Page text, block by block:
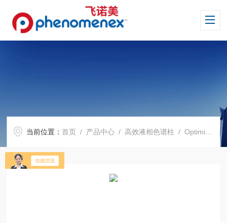
当前位置：首页 / 产品中心 / 高效液相色谱柱 /Optimix 系列色谱柱